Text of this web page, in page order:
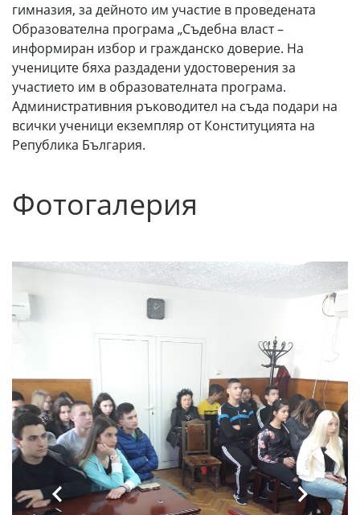
гимназия, за дейното им участие в проведената
Образователна програма „Съдебна власт –
информиран избор и гражданско доверие. На
учениците бяха раздадени удостоверения за
участието им в образователната програма.
Административния ръководител на съда подари на
всички ученици екземпляр от Конституцията на
Република България.
Фотогалерия